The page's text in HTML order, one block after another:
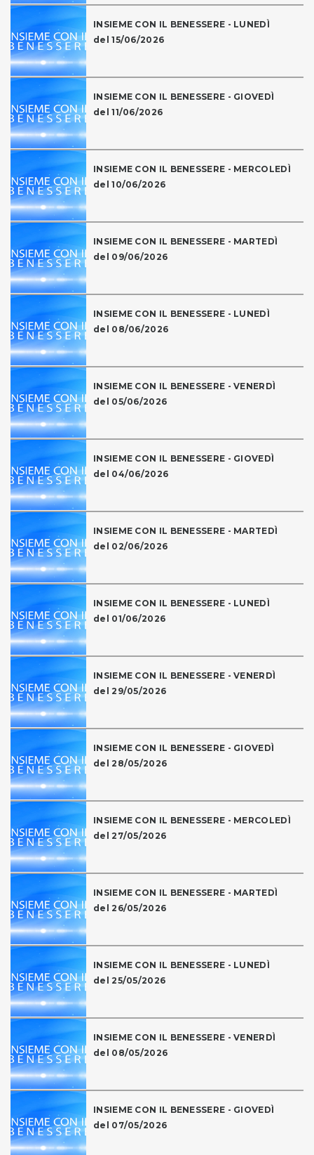
INSIEME CON IL BENESSERE - LUNEDÌ
del 15/06/2026
INSIEME CON IL BENESSERE - GIOVEDÌ
del 11/06/2026
INSIEME CON IL BENESSERE - MERCOLEDÌ
del 10/06/2026
INSIEME CON IL BENESSERE - MARTEDÌ
del 09/06/2026
INSIEME CON IL BENESSERE - LUNEDÌ
del 08/06/2026
INSIEME CON IL BENESSERE - VENERDÌ
del 05/06/2026
INSIEME CON IL BENESSERE - GIOVEDÌ
del 04/06/2026
INSIEME CON IL BENESSERE - MARTEDÌ
del 02/06/2026
INSIEME CON IL BENESSERE - LUNEDÌ
del 01/06/2026
INSIEME CON IL BENESSERE - VENERDÌ
del 29/05/2026
INSIEME CON IL BENESSERE - GIOVEDÌ
del 28/05/2026
INSIEME CON IL BENESSERE - MERCOLEDÌ
del 27/05/2026
INSIEME CON IL BENESSERE - MARTEDÌ
del 26/05/2026
INSIEME CON IL BENESSERE - LUNEDÌ
del 25/05/2026
INSIEME CON IL BENESSERE - VENERDÌ
del 08/05/2026
INSIEME CON IL BENESSERE - GIOVEDÌ
del 07/05/2026